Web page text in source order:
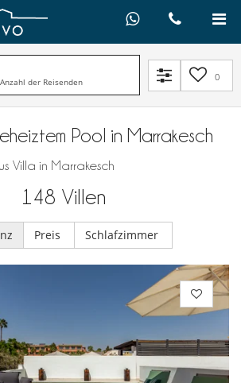
Anzahl der Reisenden 0
Pool in Marrakesch
Villa in Marrakesch
148 Villen
Preis Schlafzimmer